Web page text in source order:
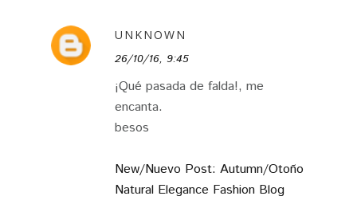
UNKNOWN
26/10/16, 9:45
¡Qué pasada de falda!, me
encanta.
besos
New/Nuevo Post: Autumn/Otoño
Natural Elegance Fashion Blog